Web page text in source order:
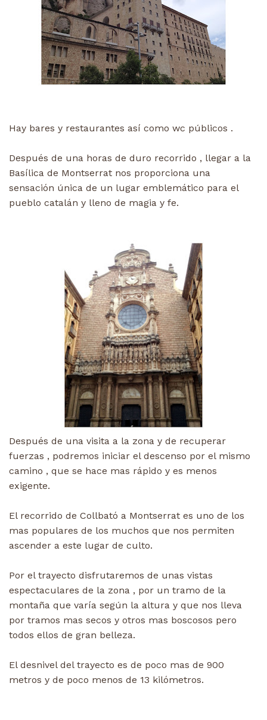
Hay bares y restaurantes así como wc públicos .
Después de una horas de duro recorrido , llegar a la
Basílica de Montserrat nos proporciona una
sensación única de un lugar emblemático para el
pueblo catalán y lleno de magia y fe.
Después de una visita a la zona y de recuperar
fuerzas , podremos iniciar el descenso por el mismo
camino , que se hace mas rápido y es menos
exigente.
El recorrido de Collbató a Montserrat es uno de los
mas populares de los muchos que nos permiten
ascender a este lugar de culto.
Por el trayecto disfrutaremos de unas vistas
espectaculares de la zona , por un tramo de la
montaña que varía según la altura y que nos lleva
por tramos mas secos y otros mas boscosos pero
todos ellos de gran belleza.
El desnivel del trayecto es de poco mas de 900
metros y de poco menos de 13 kilómetros.